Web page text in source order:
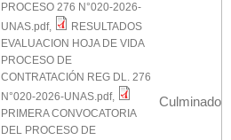
PROCESO 276 N°020-2026-
UNAS.pdf,
RESULTADOS
EVALUACION HOJA DE VIDA
PROCESO DE
CONTRATACIÓN REG DL. 276
N°020-2026-UNAS.pdf,
PRIMERA CONVOCATORIA
DEL PROCESO DE
Culminado